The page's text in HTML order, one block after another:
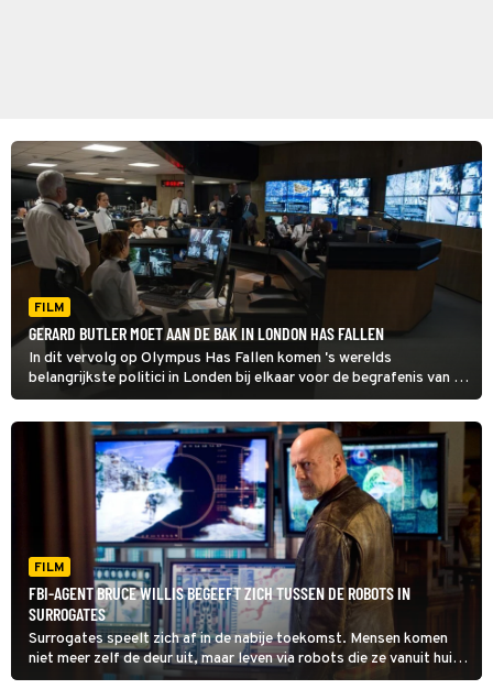
FILM
GERARD BUTLER MOET AAN DE BAK IN LONDON HAS FALLEN
In dit vervolg op Olympus Has Fallen komen 's werelds
belangrijkste politici in Londen bij elkaar voor de begrafenis van de
Britse premier. Voor rouw is geen tijd in London Has Fallen: in
Londen vindt namelijk de ene na de andere aanslag plaats.
FILM
FBI-AGENT BRUCE WILLIS BEGEEFT ZICH TUSSEN DE ROBOTS IN
SURROGATES
Surrogates speelt zich af in de nabije toekomst. Mensen komen
niet meer zelf de deur uit, maar leven via robots die ze vanuit huis
besturen.